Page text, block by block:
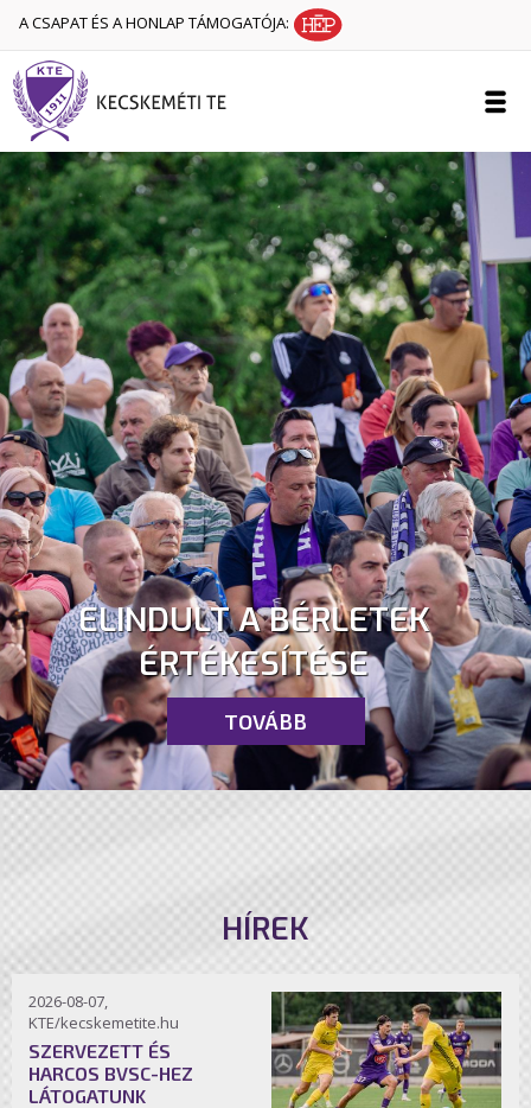
A CSAPAT ÉS A HONLAP TÁMOGATÓJA:
ELINDULT A BÉRLETEK
ÉRTÉKESÍTÉSE
TOVÁBB
HÍREK
2026-08-07,
KTE/kecskemetite.hu
SZERVEZETT ÉS
HARCOS BVSC-HEZ
LÁTOGATUNK